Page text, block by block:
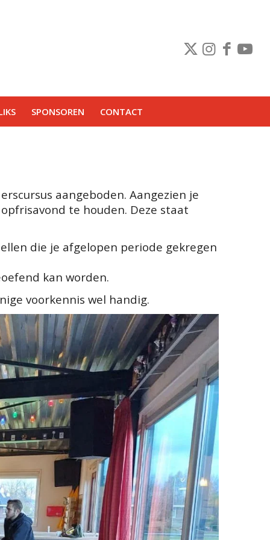
SPONSOREN CONTACT
aangeboden. Aangezien je
te houden. Deze staat
die je afgelopen periode gekregen
kan worden.
voorkennis wel handig.